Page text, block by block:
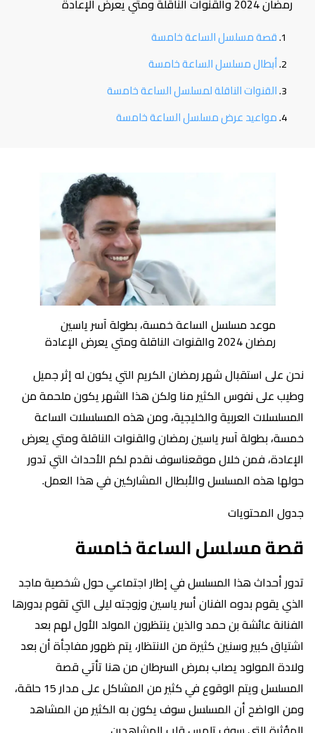
رمضان 2024 والقنوات الناقلة ومتي يعرض الإعادة
قصة مسلسل الساعة خامسة
أبطال مسلسل الساعة خامسة
القنوات الناقلة لمسلسل الساعة خامسة
مواعيد عرض مسلسل الساعة خامسة
موعد مسلسل الساعة خمسة، بطولة آسر ياسين
رمضان 2024 والقنوات الناقلة ومتي يعرض الإعادة
نحن على استقبال شهر رمضان الكريم التي يكون له إثر جميل
وطيب على نفوس الكثير منا ولكن هذا الشهر يكون ملحمة من
المسلسلات العربية والخليجية، ومن هذه المسلسلات الساعة
خمسة، بطولة آسر ياسين رمضان والقنوات الناقلة ومتي يعرض
الإعادة، فمن خلال موقعناسوف نقدم لكم الأحداث التي تدور
حولها هذه المسلسل والأبطال المشاركين في هذا العمل.
جدول المحتويات
قصة مسلسل الساعة خامسة
تدور أحداث هذا المسلسل في إطار اجتماعي حول شخصية ماجد
الذي يقوم بدوه الفنان أسر ياسين وزوجته ليلى التي تقوم بدورها
الفنانة عائشة بن حمد والذين ينتظرون المولد الأول لهم بعد
اشتياق كبير وسنين كثيرة من الانتظار، يتم ظهور مفاجأة أن بعد
ولادة المولود يصاب بمرض السرطان من هنا تأتي قصة
المسلسل ويتم الوقوع في كثير من المشاكل على مدار 15 حلقة،
ومن الواضح أن المسلسل سوف يكون به الكثير من المشاهد